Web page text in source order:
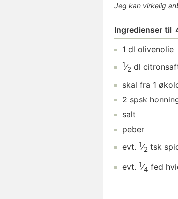
Jeg kan virkelig
Ingredienser til
1 dl olivenolie
1⁄2 dl
skal fra 1
2 spsk
salt
peber
evt. 1⁄2 tsk
evt. 1⁄4 fed